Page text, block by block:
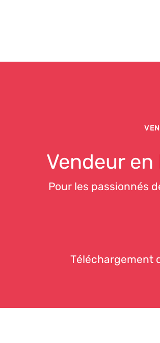
Vendeur
Pour les passionnés
Téléchargement